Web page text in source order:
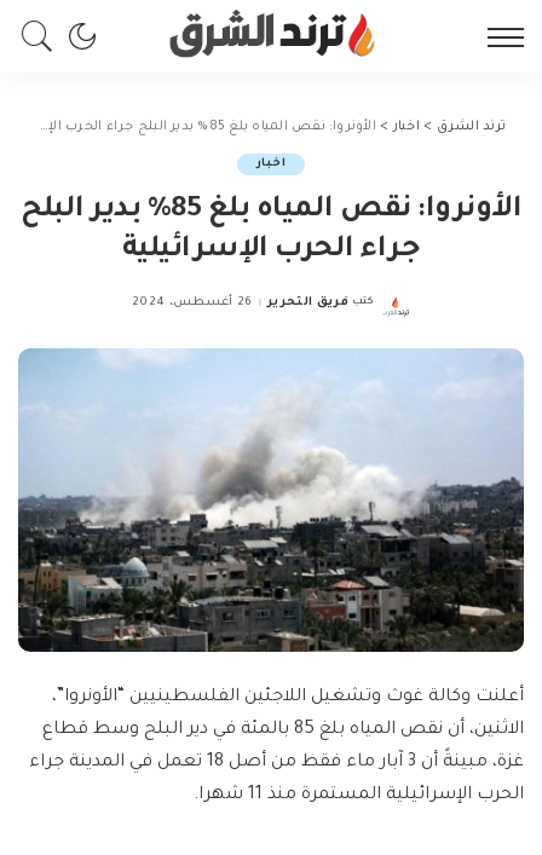
ترند الشرق > اخبار > الأونروا: نقص المياه بلغ 85% بدير البلح جراء الحرب الإسرائيلية
اخبار
الأونروا: نقص المياه بلغ 85% بدير البلح
جراء الحرب الإسرائيلية
Posted
كتب فريق التحرير 26 أغسطس، 2024
أعلنت وكالة غوث وتشغيل اللاجئين الفلسطينيين “الأونروا”،
الاثنين، أن نقص المياه بلغ 85 بالمئة في دير البلح وسط قطاع
غزة، مبينةً أن 3 آبار ماء فقط من أصل 18 تعمل في المدينة جراء
الحرب الإسرائيلية المستمرة منذ 11 شهرا.